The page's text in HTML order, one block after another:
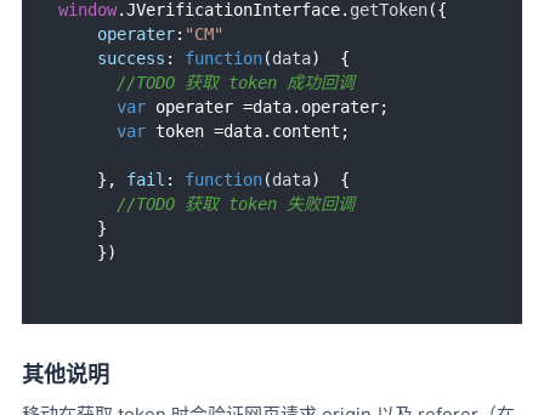
window.JVerificationInterface. getToken({
operater: "CM"
success : function(data)  {
//TODO 获取 token 成功回调
var operater =data. operater;
var token =data. content ;
    },
fail : function(data)  {
//TODO 获取 token 失败回调
其他说明